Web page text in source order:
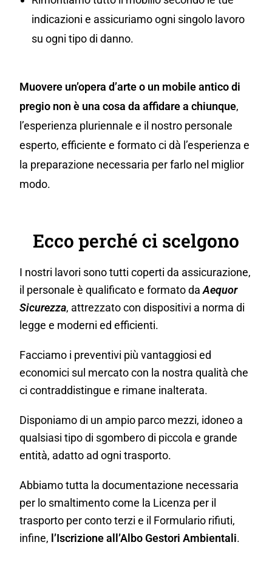
indicazioni e assicuriamo ogni singolo lavoro
su ogni tipo di danno.
Muovere un’opera d’arte o un mobile antico di
pregio non è una cosa da affidare a chiunque,
l’esperienza pluriennale e il nostro personale
esperto, efficiente e formato ci dà l’esperienza e
la preparazione necessaria per farlo nel miglior
modo.
Ecco perché ci scelgono
I nostri lavori sono tutti coperti da assicurazione,
il personale è qualificato e formato daAequor
Sicurezza, attrezzato con dispositivi a norma di
legge e moderni ed efficienti.
Facciamo i preventivi più vantaggiosi ed
economici sul mercato con la nostra qualità che
ci contraddistingue e rimane inalterata.
Disponiamo di un ampio parco mezzi, idoneo a
qualsiasi tipo di sgombero di piccola e grande
entità, adatto ad ogni trasporto.
Abbiamo tutta la documentazione necessaria
per lo smaltimento come la Licenza per il
trasporto per conto terzi e il Formulario rifiuti,
infine, l’Iscrizione all’Albo Gestori Ambientali.